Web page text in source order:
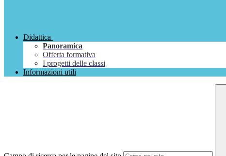
Didattica
Panoramica
Offerta formativa
I progetti delle classi
Informazioni utili